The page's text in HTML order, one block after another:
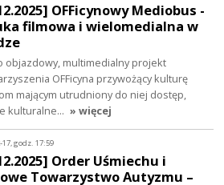
OFFicynowy Mediobus -
filmowa i wielomedialna w
objazdowy, multimedialny projekt
OFFicyna przywożący kulturę
mającym utrudniony do niej dostęp,
kulturalne… » więcej
17, godz. 17:59
Order Uśmiechu i
Towarzystwo Autyzmu –